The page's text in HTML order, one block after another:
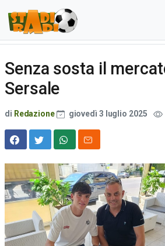
Senza sosta il
Sersale
di Redazione giovedì 3 luglio 2025